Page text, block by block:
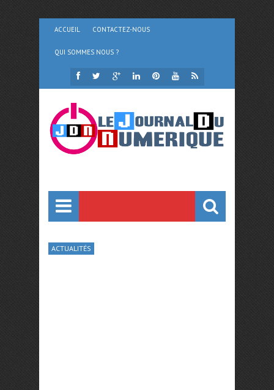
ACCUEIL CONTACTEZ-NOUS
QUI SOMMES NOUS ?
ACTUALITÉS